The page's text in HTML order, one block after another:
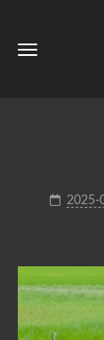
2025-